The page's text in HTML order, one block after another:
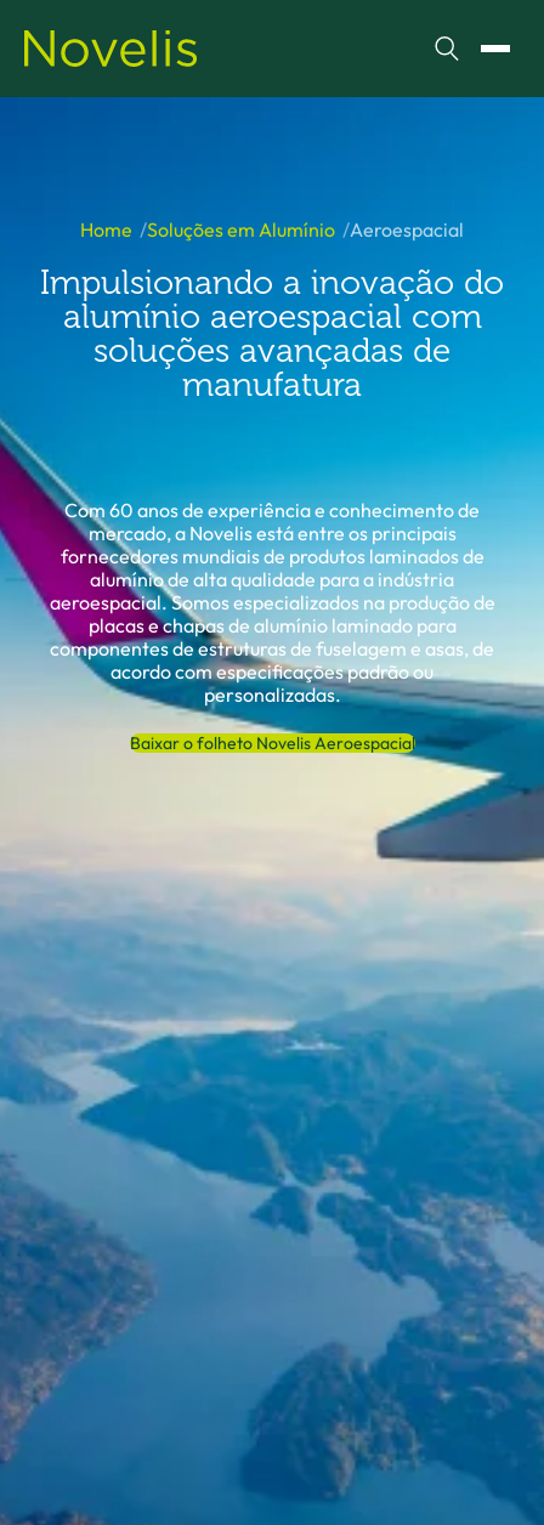
Pesquisar
Home Soluções em Alumínio Aeroespacial
Impulsionando a inovação do
alumínio aeroespacial com
soluções avançadas de
manufatura
Com 60 anos de experiência e conhecimento de
mercado, a Novelis está entre os principais
fornecedores mundiais de produtos laminados de
alumínio de alta qualidade para a indústria
aeroespacial. Somos especializados na produção de
placas e chapas de alumínio laminado para
componentes de estruturas de fuselagem e asas, de
acordo com especificações padrão ou
personalizadas.
Baixar o folheto Novelis Aeroespacial